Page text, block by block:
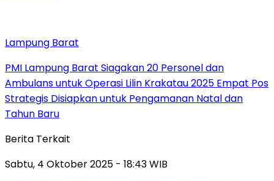
Lampung Barat
PMI Lampung Barat Siagakan 20 Personel dan
Ambulans untuk Operasi Lilin Krakatau 2025 Empat Pos
Strategis Disiapkan untuk Pengamanan Natal dan
Tahun Baru
Berita Terkait
Sabtu, 4 Oktober 2025 - 18:43 WIB